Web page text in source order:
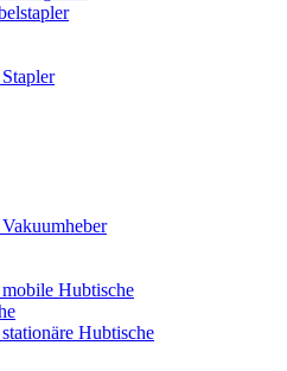
Hubtische
Hubtische